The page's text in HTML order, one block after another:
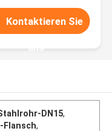
Kontaktieren Sie
uns
DN15,
Flansch,